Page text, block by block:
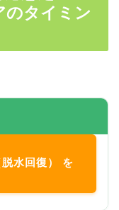
タイミン
水回復） を